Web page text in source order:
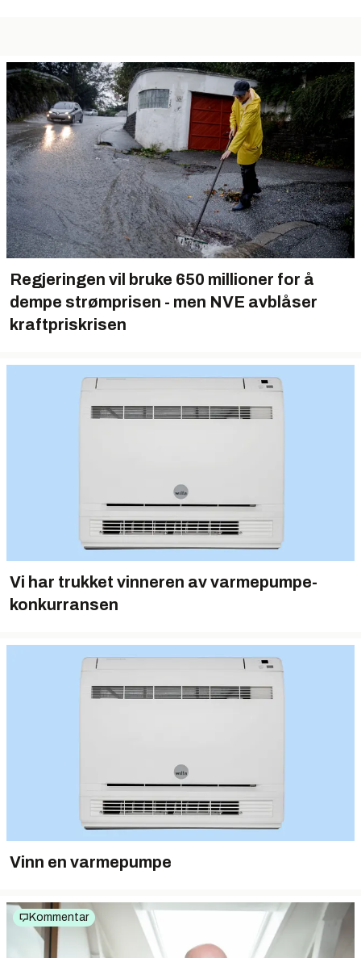
Regjeringen vil bruke 650 millioner for å
dempe strømprisen - men NVE avblåser
kraftpriskrisen
Vi har trukket vinneren av varmepumpe-
konkurransen
Vinn en varmepumpe
Kommentar